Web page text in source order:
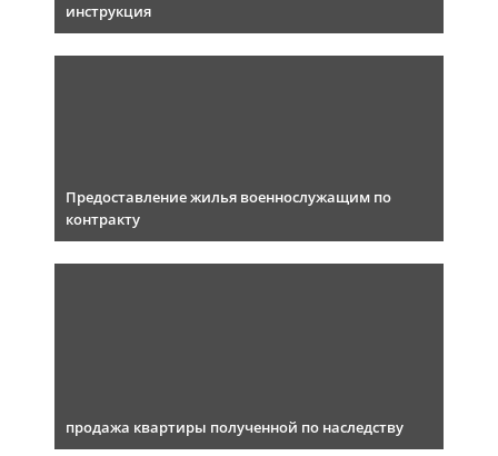
инструкция
Предоставление жилья военнослужащим по
контракту
продажа квартиры полученной по наследству